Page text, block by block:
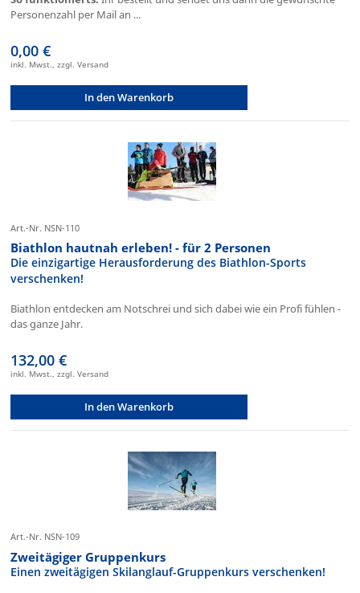
Personenzahl per Mail an ...
0,00 €
inkl. Mwst., zzgl. Versand
In den Warenkorb
Art.-Nr. NSN-110
Biathlon hautnah erleben! - für 2 Personen
Die einzigartige Herausforderung des Biathlon-Sports
verschenken!
Biathlon entdecken am Notschrei und sich dabei wie ein Profi fühlen -
das ganze Jahr.
132,00 €
inkl. Mwst., zzgl. Versand
In den Warenkorb
Art.-Nr. NSN-109
Zweitägiger Gruppenkurs
Einen zweitägigen Skilanglauf-Gruppenkurs verschenken!